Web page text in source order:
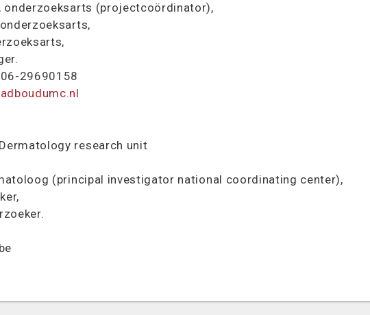
onderzoeksarts (projectcoördinator),
06-29690158
research unit
(principal investigator national coordinating center),